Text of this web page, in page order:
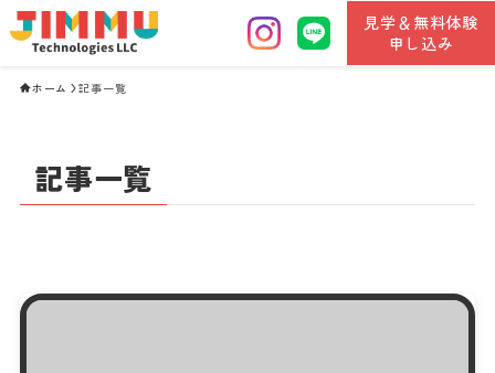
見学＆無料体験
申し込み
ホーム 記事一覧
記事一覧